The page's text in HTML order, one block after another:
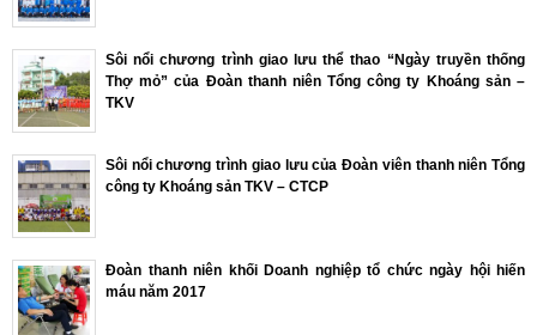
Sôi nổi chương trình giao lưu thể thao “Ngày truyền thống
Thợ mỏ” của Đoàn thanh niên Tổng công ty Khoáng sản –
TKV
Sôi nổi chương trình giao lưu của Đoàn viên thanh niên Tổng
công ty Khoáng sản TKV – CTCP
Đoàn thanh niên khối Doanh nghiệp tổ chức ngày hội hiến
máu năm 2017